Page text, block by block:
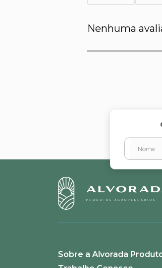
Título
Endereço de
Escreva uma
ENVIAR
Nenhuma
Sobre a Alvorada